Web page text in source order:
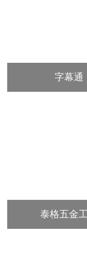
字幕通
泰格五金